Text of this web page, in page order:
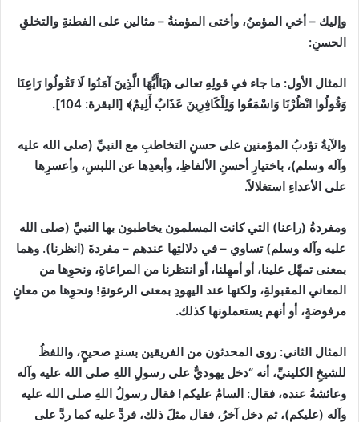
وإليك – أخي المؤمنُ، وأختى المؤمنةُ – مثالين على الفطنةِ والتخلقِ
الحسنِ:
المثال الأول: ما جاء في قولِهِ تعالى ﴿يَاأَيُّهَا الَّذِينَ آمَنُوا ‌لَا ‌تَقُولُوا ‌رَاعِنَا
وَقُولُوا انْظُرْنَا وَاسْمَعُوا وَلِلْكَافِرِينَ عَذَابٌ أَلِيمٌ﴾ [ البقرة:
104]
.
والآيةُ تؤدبُ المؤمنين على حسنِ التخاطبِ مع النبيِّ (صلى الله عليه
وآله وسلم)، باختيارِ أحسنِ الألفاظِ، وأبعدِها عن اللبسِ، وأعسرِها
على الأعداءِ استغلالاً.
ومفردةُ (راعنا) التي كانت المسلمون يخاطبون بها النبيَّ (صلى الله
عليه وآله وسلم) تساوي – في دلالتِها عندهم – مفردةَ ( انظرنا). وهما
بمعنى تمهَّل علينا، أو أمهِلنا، أو انتظرنا من المراعاةِ، ونحوِها من
المعاني المقبولةِ، ولكنها عند اليهودِ بمعنى الرعونةِ! ونحوِها من معانٍ
مرفوضةٍ، أو أنهم يستعملونها كذلك.
المثال الثاني: روى المحدثون من الفريقين بسندٍ صحيحٍ، واللفظُ
للشيخِ الكلينيِّ، أنه “دخل يهوديٌّ على رسولِ اللهِ صلى الله عليه وآله
وعائشةُ عنده، فقال: السامُ عليكم! فقال رسولُ اللهِ صلى الله عليه
وآله (عليكم)، ثم دخل آخرُ، فقال مثلَ ذلك، فردَّ عليه كما ردَّ على